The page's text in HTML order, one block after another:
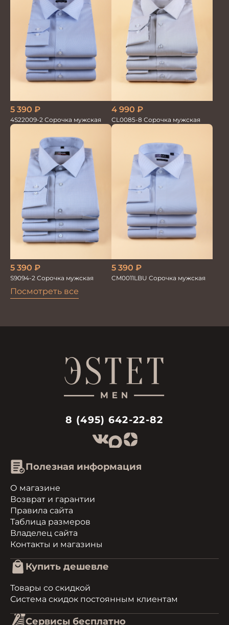
Посмотреть все
5 390 ₽
4S22009-2 Сорочка мужская
4 990 ₽
CL0085-8 Сорочка мужская
5 390 ₽
S9094-2 Сорочка мужская
5 390 ₽
CM0011LBU Сорочка мужская
8 (495) 642-22-82
Полезная информация
О магазине
Возврат и гарантии
Правила сайта
Таблица размеров
Владелец сайта
Контакты и магазины
Купить дешевле
Товары со скидкой
Система скидок постоянным клиентам
Сервисы бесплатно